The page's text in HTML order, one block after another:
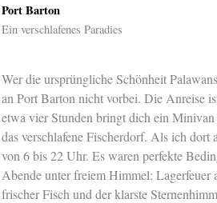
Port Barton
Ein verschlafenes Paradies
Wer die ursprüngliche Schönheit
an Port Barton nicht vorbei. Die Anreise
etwa vier Stunden bringt dich ein
das verschlafene Fischerdorf. Als ich dort
von 6 bis 22 Uhr. Es waren perfekte
Abende unter freiem Himmel: Lagerfeuer
frischer Fisch und der klarste